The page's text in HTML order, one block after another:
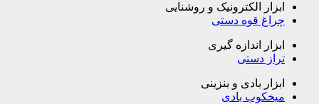
ابزار الکترونیک و روشنایی
چراغ قوه دستی
ابزار اندازه گیری
تراز دستی
ابزار بادی و بنزینی
میخکوب بادی